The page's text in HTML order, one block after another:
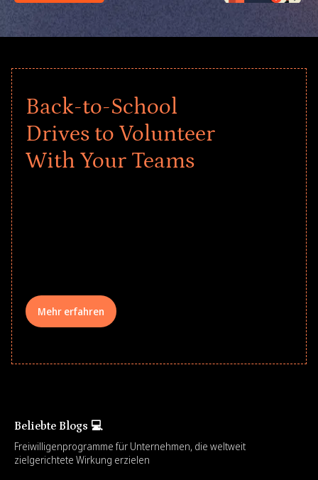
Back-to-School
Drives to Volunteer
With Your Teams
Mehr erfahren
Beliebte Blogs 💻
Freiwilligenprogramme für Unternehmen, die weltweit
zielgerichtete Wirkung erzielen